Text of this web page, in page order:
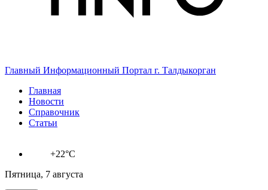
Главный Информационный Портал г. Талдыкорган
Главная
Новости
Справочник
Статьи
+22°C
Пятница, 7 августа